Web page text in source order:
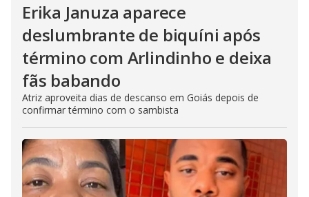
Erika Januza aparece
deslumbrante de biquíni após
término com Arlindinho e deixa
fãs babando
Atriz aproveita dias de descanso em Goiás depois de
confirmar término com o sambista